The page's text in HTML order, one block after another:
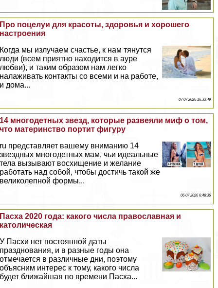
Про поцелуи для красоты, здоровья и хорошего
настроения
Когда мы излучаем счастье, к нам тянутся
люди (всем приятно находится в ауре
любви), и таким образом нам легко
налаживать контакты со всеми и на работе,
и дома...
07 07 2026 16:33:49
14 многодетных звезд, которые развеяли миф о том,
что материнство портит фигуру
ru представляет вашему вниманию 14
звездных многодетных мам, чьи идеальные
тела вызывают восхищение и желание
работать над собой, чтобы достичь такой же
великолепной формы...
06 07 2026 6:48:36
Пасха 2020 года: какого числа православная и
католическая
У Пасхи нет постоянной даты
празднования, и в разные годы она
отмечается в различные дни, поэтому
объясним интерес к тому, какого числа
будет ближайшая по времени Пасха...